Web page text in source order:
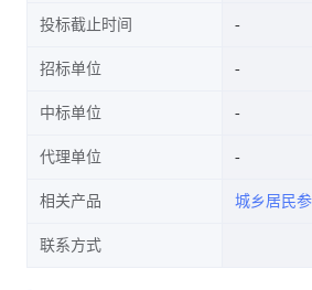
投标截止时间
招标单位
中标单位
代理单位
相关产品 城乡居民
联系方式